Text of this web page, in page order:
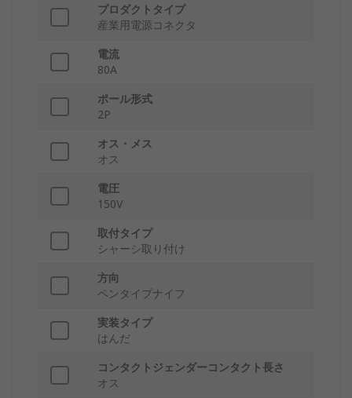
プロダクトタイプ
産業用電源コネクタ
電流
80A
ポール形式
2P
オス・メス
オス
電圧
150V
取付タイプ
シャーシ取り付け
方向
ペンタイプナイフ
実装タイプ
はんだ
コンタクトジェンダーコンタクト長さ
オス